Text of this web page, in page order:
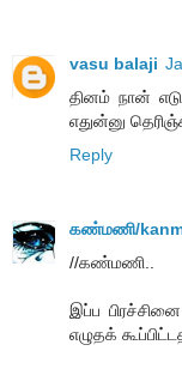
vasu balaji
தினம் நான்
எதுன்னு
Reply
கண்மணி/
//கண்மணி..
இப்ப
எழுதக்